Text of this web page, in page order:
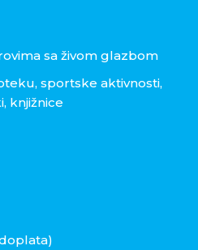
sa živom glazbom
sportske aktivnosti,
knjižnice